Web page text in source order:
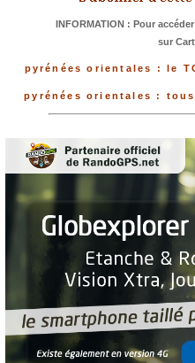
INFORMATION : Pour
sur
pyrénées orientales : le
pyrénées orientales :